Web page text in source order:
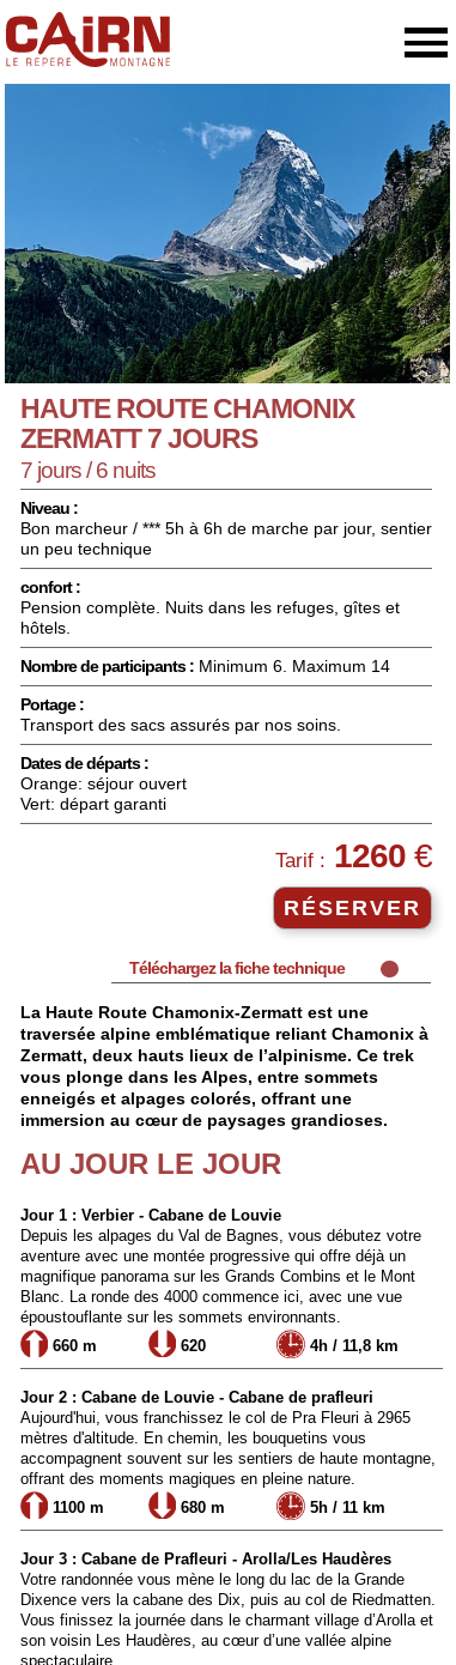
HAUTE ROUTE CHAMONIX
ZERMATT 7 JOURS
7 jours / 6 nuits
Niveau :
Bon marcheur / *** 5h à 6h de marche par jour, sentier
un peu technique
confort :
Pension complète. Nuits dans les refuges, gîtes et
hôtels.
Nombre de participants : Minimum 6. Maximum 14
Portage :
Transport des sacs assurés par nos soins.
Dates de départs :
Orange: séjour ouvert
Vert: départ garanti
Tarif : 1260 €
RÉSERVER
Téléchargez la fiche technique
La Haute Route Chamonix-Zermatt est une
traversée alpine emblématique reliant Chamonix à
Zermatt, deux hauts lieux de l’alpinisme. Ce trek
vous plonge dans les Alpes, entre sommets
enneigés et alpages colorés, offrant une
immersion au cœur de paysages grandioses.
AU JOUR LE JOUR
Jour 1 : Verbier - Cabane de Louvie
Depuis les alpages du Val de Bagnes, vous débutez votre
aventure avec une montée progressive qui offre déjà un
magnifique panorama sur les Grands Combins et le Mont
Blanc. La ronde des 4000 commence ici, avec une vue
époustouflante sur les sommets environnants.
660 m
620 4h / 11,8 km
Jour 2 : Cabane de Louvie - Cabane de prafleuri
Aujourd'hui, vous franchissez le col de Pra Fleuri à 2965
mètres d'altitude. En chemin, les bouquetins vous
accompagnent souvent sur les sentiers de haute montagne,
offrant des moments magiques en pleine nature.
1100 m
680 m 5h / 11 km
Jour 3 : Cabane de Prafleuri - Arolla/Les Haudères
Votre randonnée vous mène le long du lac de la Grande
Dixence vers la cabane des Dix, puis au col de Riedmatten.
Vous finissez la journée dans le charmant village d’Arolla et
son voisin Les Haudères, au cœur d’une vallée alpine
spectaculaire.